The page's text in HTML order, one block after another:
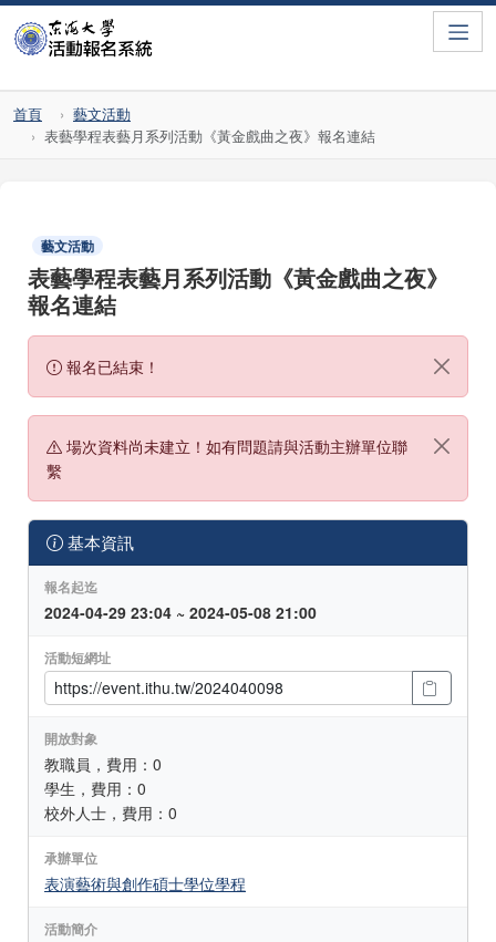
首頁
藝文活動
表藝學程表藝月系列活動《黃金戲曲之夜》報名連結
藝文活動
表藝學程表藝月系列活動《黃金戲曲之夜》
報名連結
報名已結束！
場次資料尚未建立！如有問題請與活動主辦單位聯
繫
基本資訊
報名起迄
2024-04-29 23:04 ~ 2024-05-08 21:00
活動短網址
開放對象
教職員，費用：0
學生，費用：0
校外人士，費用：0
承辦單位
表演藝術與創作碩士學位學程
活動簡介